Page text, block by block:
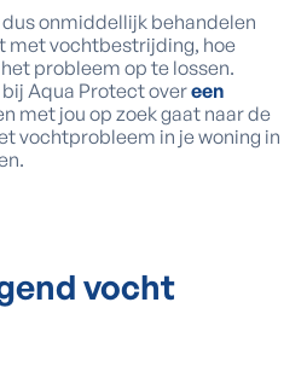
onmiddellijk behandelen
met vochtbestrijding, hoe
probleem op te lossen.
Aqua Protect overeen
met jou op zoek gaat naar de
vochtprobleem in je woning in
vocht